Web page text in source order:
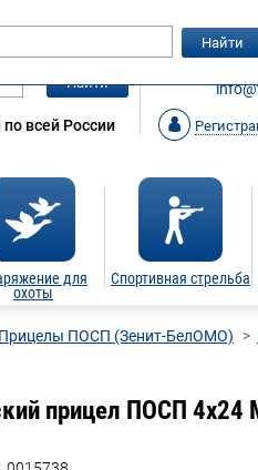
Найти
всей России
для
охоты
Спортивная стрельба
Найти
Прицелы ПОСП (Зенит-БелОМО)
прицел ПОСП